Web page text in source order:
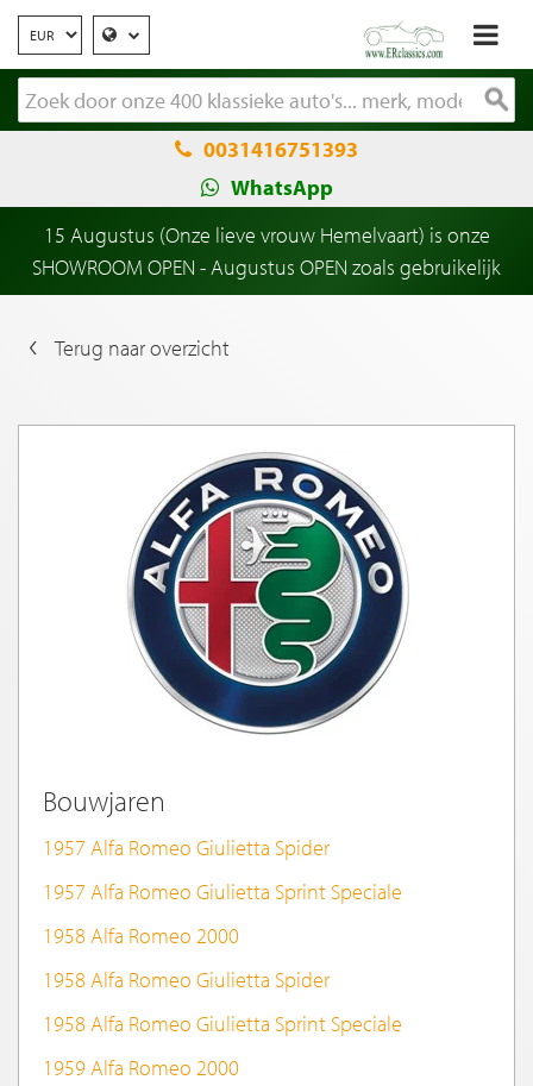
0031416751393
WhatsApp
15 Augustus (Onze lieve vrouw Hemelvaart) is onze
SHOWROOM OPEN - Augustus OPEN zoals gebruikelijk
Terug naar overzicht
Bouwjaren
1957 Alfa Romeo Giulietta Spider
1957 Alfa Romeo Giulietta Sprint Speciale
1958 Alfa Romeo 2000
1958 Alfa Romeo Giulietta Spider
1958 Alfa Romeo Giulietta Sprint Speciale
1959 Alfa Romeo 2000